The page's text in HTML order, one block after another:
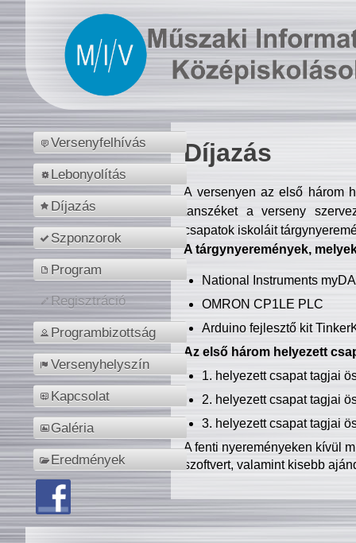
Versenyfelhívás
Lebonyolítás
Díjazás
Szponzorok
Program
Regisztráció
Programbizottság
Versenyhelyszín
Kapcsolat
Galéria
Eredmények
Díjazás
A versenyen az első három
tanszéket a verseny
csapatok iskoláit
A tárgynyeremények,
National Instruments
OMRON CP1LE PLC
Arduino fejlesztő kit
Az első három helyezett
1. helyezett csapat tagjai
2. helyezett csapat tagjai
3. helyezett csapat tagjai
A fenti nyereményeken kívül
szoftvert, valamint kisebb